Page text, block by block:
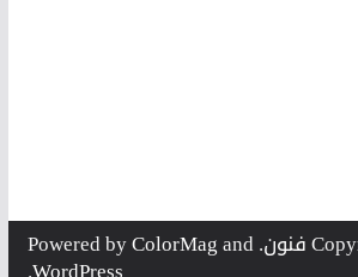
. Powered by
ColorMag and